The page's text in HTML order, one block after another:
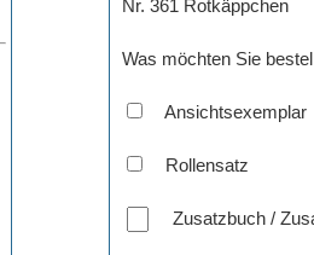
Nr. 361 Rotkäppchen
Was möchten Sie
Ansichtsexemplar
Rollensatz
Zusatzbuch /